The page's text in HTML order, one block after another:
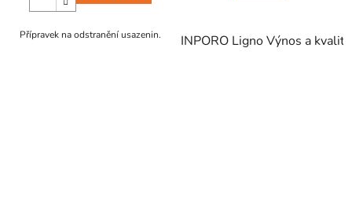
Přípravek na odstranění usazenin. INPORO Ligno Výnos a